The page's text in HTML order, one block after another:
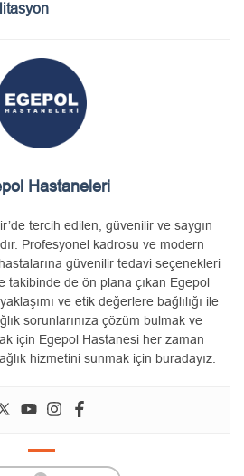
Hastaneleri
tercih edilen, güvenilir ve saygın
Profesyonel kadrosu ve modern
güvenilir tedavi seçenekleri
takibinde de ön plana çıkan Egepol
ve etik değerlere bağlılığı ile
sorunlarınıza çözüm bulmak ve
için Egepol Hastanesi her zaman
hizmetini sunmak için buradayız.